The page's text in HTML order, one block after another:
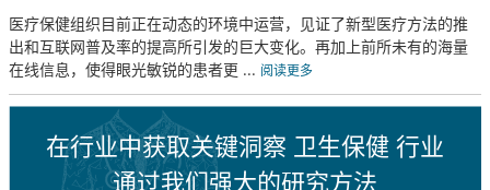
医疗保健组织目前正在动态的环境中运营，见证了新型医疗方法的推
出和互联网普及率的提高所引发的巨大变化。再加上前所未有的海量
在线信息，使得眼光敏锐的患者更 ... 阅读更多
在行业中获取关键洞察 卫生保健 行业
通过我们强大的研究方法